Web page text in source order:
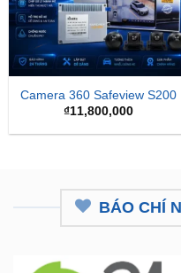
Camera 360 Safeview S200
₫11,800,000